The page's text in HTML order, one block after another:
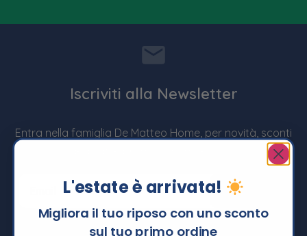
Iscriviti alla Newsletter
Entra nella famiglia De Matteo Home, per novità, sconti
L'estate è arrivata!
Migliora il tuo riposo con uno sconto
sul tuo primo ordine